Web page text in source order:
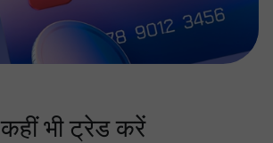
कहीं भी ट्रेड करें